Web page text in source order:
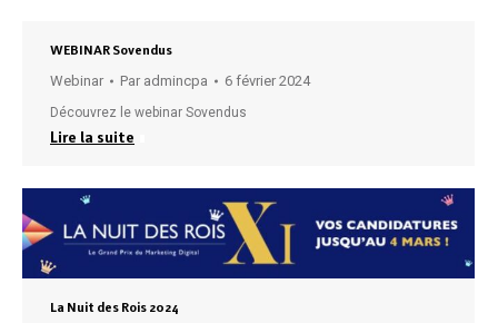
WEBINAR Sovendus
Webinar Par admincpa 6 février 2024
Découvrez le webinar Sovendus
Lire la suite
La Nuit des Rois 2024